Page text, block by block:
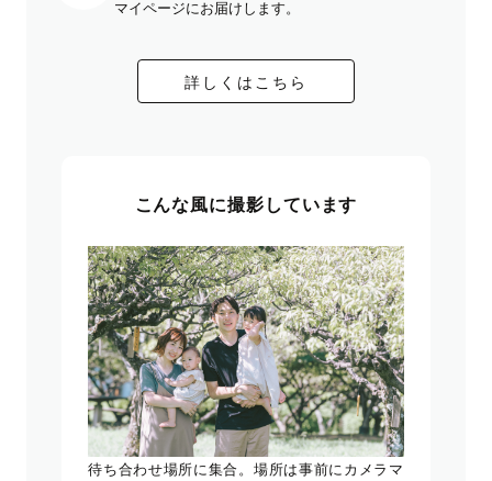
マイページにお届けします。
詳しくはこちら
こんな風に撮影しています
待ち合わせ場所に集合。場所は事前にカメラマ